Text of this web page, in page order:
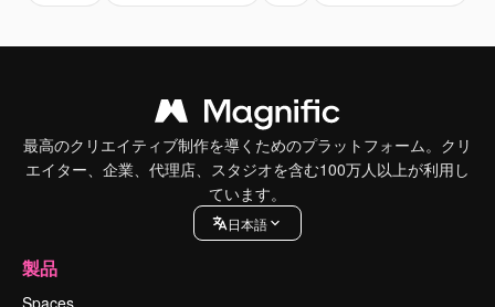
最高のクリエイティブ制作を導くためのプラットフォーム。クリ
エイター、企業、代理店、スタジオを含む100万人以上が利用し
ています。
日本語
製品
Spaces